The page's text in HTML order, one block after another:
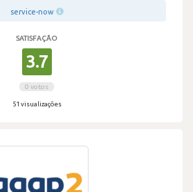
service-now
SATISFAÇÃO
3.7
0 votos
51 visualizações